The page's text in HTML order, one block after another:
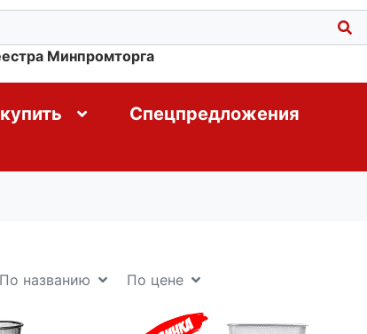
Минпромторга
Спецпредложения
По названию По цене